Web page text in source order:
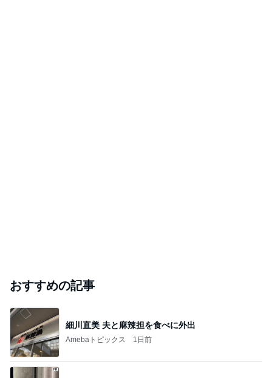
おすすめの記事
細川直美 夫と麻辣担を食べに外出
Amebaトピックス 1日前